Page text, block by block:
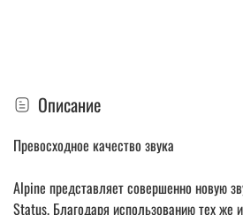
Описание
Превосходное качество звука
Alpine представляет совершенно новую
Status. Благодаря использованию тех же